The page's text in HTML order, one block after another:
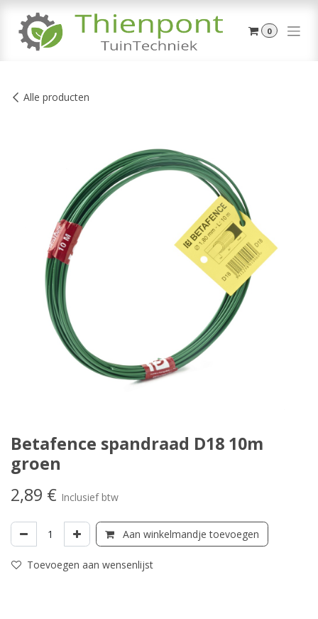
0
Alle producten
Betafence spandraad D18 10m
groen
2,89 € Inclusief btw
Aan winkelmandje toevoegen
Toevoegen aan wensenlijst